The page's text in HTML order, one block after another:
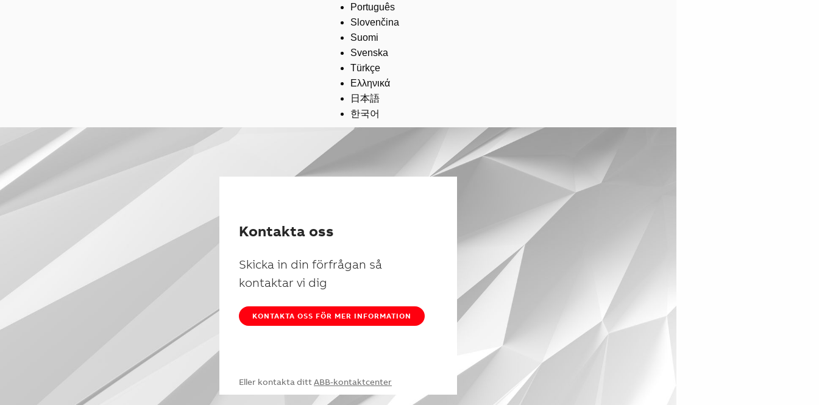
Português
Slovenčina
Suomi
Svenska
Türkçe
Ελληνικά
日本語
한국어
Kontakta oss
Skicka in din förfrågan så
kontaktar vi dig
KONTAKTA OSS FÖR MER INFORMATION
Eller kontakta dittABB-kontaktcenter